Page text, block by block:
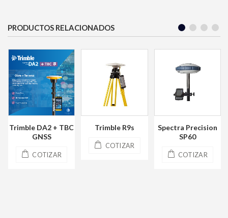
PRODUCTOS RELACIONADOS
Trimble DA2 + TBC
GNSS
COTIZAR
Trimble R9s
COTIZAR
Spectra Precision
SP60
COTIZAR